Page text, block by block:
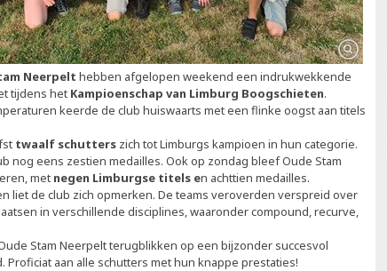
Neerpelt hebben afgelopen weekend een indrukwekkende
tijdens het Kampioenschap van Limburg Boogschieten.
keerde de club huiswaarts met een flinke oogst aan titels
twaalf schutters zich tot Limburgs kampioen in hun categorie.
nog eens zestien medailles. Ook op zondag bleef Oude Stam
met negen Limburgse titels en achttien medailles.
liet de club zich opmerken. De teams veroverden verspreid over
in verschillende disciplines, waaronder compound, recurve,
Stam Neerpelt terugblikken op een bijzonder succesvol
Proficiat aan alle schutters met hun knappe prestaties!